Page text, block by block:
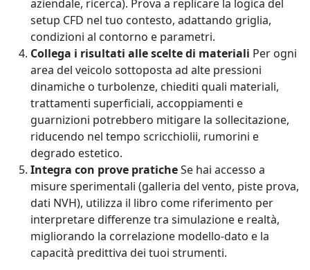
aziendale, ricerca). Prova a replicare la logica del
setup CFD nel tuo contesto, adattando griglia,
condizioni al contorno e parametri.
Collega i risultati alle scelte di materiali Per ogni
area del veicolo sottoposta ad alte pressioni
dinamiche o turbolenze, chiediti quali materiali,
trattamenti superficiali, accoppiamenti e
guarnizioni potrebbero mitigare la sollecitazione,
riducendo nel tempo scricchiolii, rumorini e
degrado estetico.
Integra con prove praticheSe hai accesso a
misure sperimentali (galleria del vento, piste prova,
dati NVH), utilizza il libro come riferimento per
interpretare differenze tra simulazione e realtà,
migliorando la correlazione modello-dato e la
capacità predittiva dei tuoi strumenti.